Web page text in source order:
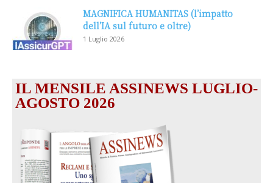
MAGNIFICA HUMANITAS (l’impatto
dell’IA sul futuro e oltre)
1 Luglio 2026
IL MENSILE ASSINEWS LUGLIO-
AGOSTO 2026